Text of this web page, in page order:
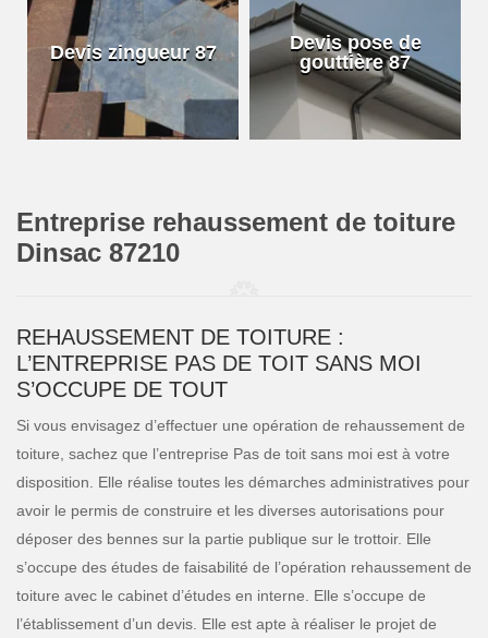
Devis zingueur 87
Devis pose de
gouttière 87
Entreprise rehaussement de toiture
Dinsac 87210
REHAUSSEMENT DE TOITURE :
L’ENTREPRISE PAS DE TOIT SANS MOI
S’OCCUPE DE TOUT
Si vous envisagez d’effectuer une opération de rehaussement de
toiture, sachez que l’entreprise Pas de toit sans moi est à votre
disposition. Elle réalise toutes les démarches administratives pour
avoir le permis de construire et les diverses autorisations pour
déposer des bennes sur la partie publique sur le trottoir. Elle
s’occupe des études de faisabilité de l’opération rehaussement de
toiture avec le cabinet d’études en interne. Elle s’occupe de
l’établissement d’un devis. Elle est apte à réaliser le projet de